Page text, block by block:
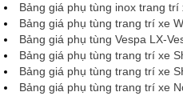
Bảng giá phụ tùng inox trang trí
Bảng giá phụ tùng trang trí xe
Bảng giá phụ tùng Vespa LX-
Bảng giá phụ tùng trang trí xe
Bảng giá phụ tùng trang trí xe
Bảng giá phụ tùng trang trí xe